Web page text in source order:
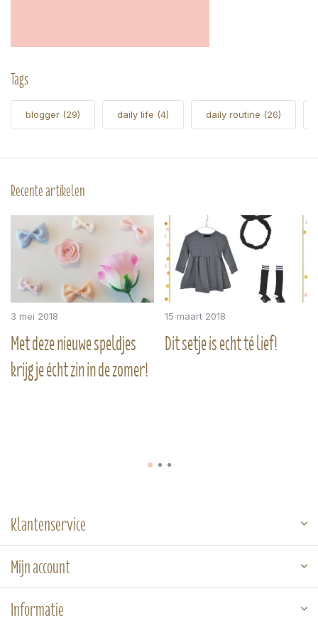
Tags
blogger (29) daily life (4) daily routine (26)
Recente artikelen
3 mei 2018
Met deze nieuwe speldjes
krijg je écht zin in de zomer!
15 maart 2018
Dit setje is echt té lief!
Klantenservice
Mijn account
Informatie